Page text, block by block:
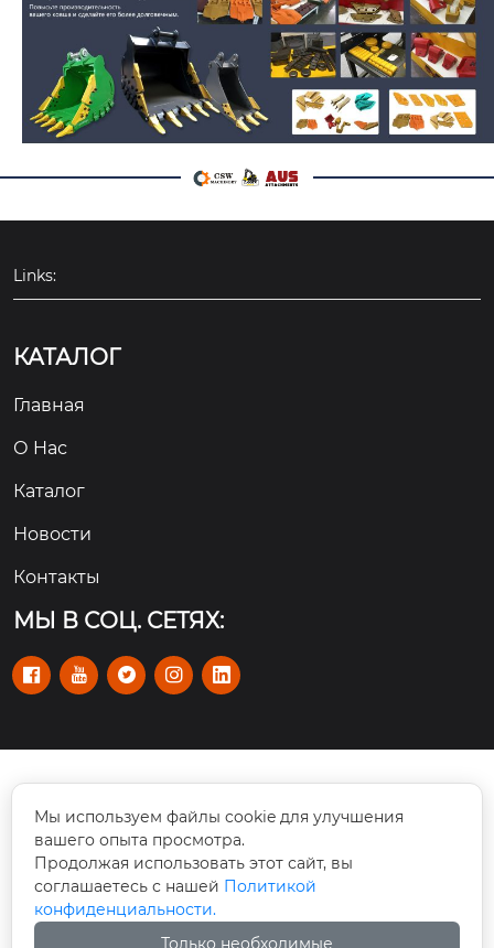
Links:
КАТАЛОГ
Главная
О Hас
Каталог
Новости
Контакты
МЫ В СОЦ. СЕТЯХ:
    

район Тяньхэ, Гуанчжоу, Китай
 info@cswmachinery.com
 +86-20 3771 3310
Мы используем файлы cookie для улучшения
вашего опыта просмотра.
Продолжая использовать этот сайт, вы
соглашаетесь с нашей Политикой
конфиденциальности.
Только необходимые